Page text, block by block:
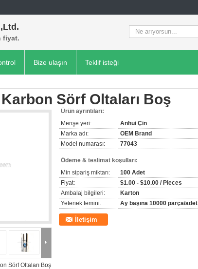
fiyat.
Bize ulaşın Teklif isteği
Sörf Oltaları Boş
Sörf Oltaları Boş
Ürün ayrıntıları:
Menşe yeri:
Anhui Çin
Marka adı:
OEM Brand
Model numarası:
77043
Ödeme & teslimat koşulları:
Min sipariş miktarı:
100 Adet
Fiyat:
$1.00 - $10.00 / Pieces
Ambalaj bilgileri:
Karton
Yetenek temini:
Ay başına 10000 parça/adet
İletişim